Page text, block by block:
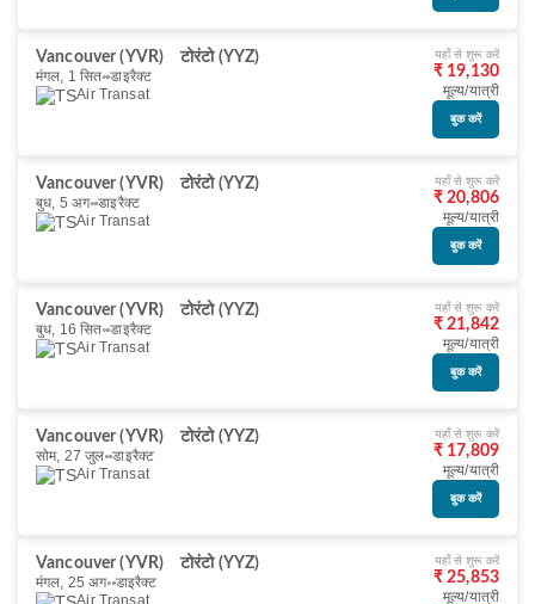
Vancouver (YVR)
टोरंटो (YYZ)
मंगल, 1 सित॰ डाइरैक्ट
Air Transat
यहाँ से शुरू करें
₹ 19,130
मूल्य/यात्री
बुक करें
Vancouver (YVR)
टोरंटो (YYZ)
बुध, 5 अग॰ डाइरैक्ट
Air Transat
यहाँ से शुरू करें
₹ 20,806
मूल्य/यात्री
बुक करें
Vancouver (YVR)
टोरंटो (YYZ)
बुध, 16 सित॰ डाइरैक्ट
Air Transat
यहाँ से शुरू करें
₹ 21,842
मूल्य/यात्री
बुक करें
Vancouver (YVR)
टोरंटो (YYZ)
सोम, 27 जुल॰ डाइरैक्ट
Air Transat
यहाँ से शुरू करें
₹ 17,809
मूल्य/यात्री
बुक करें
Vancouver (YVR)
टोरंटो (YYZ)
मंगल, 25 अग॰ डाइरैक्ट
Air Transat
यहाँ से शुरू करें
₹ 25,853
मूल्य/यात्री